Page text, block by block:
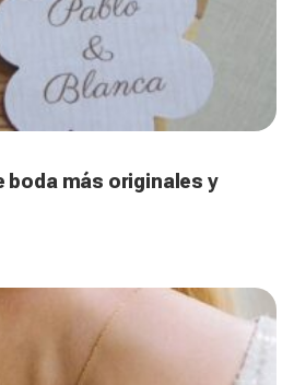
boda más originales y